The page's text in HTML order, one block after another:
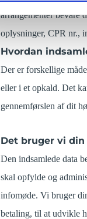
arrangementer bevare
oplysninger, CPR nr.,
Hvordan
Der er forskellige
eller i et opkald. Det
gennemførslen af dit
Det bruger vi
Den indsamlede data
skal opfylde og
infomøde. Vi bruger
betaling, til at udvikle